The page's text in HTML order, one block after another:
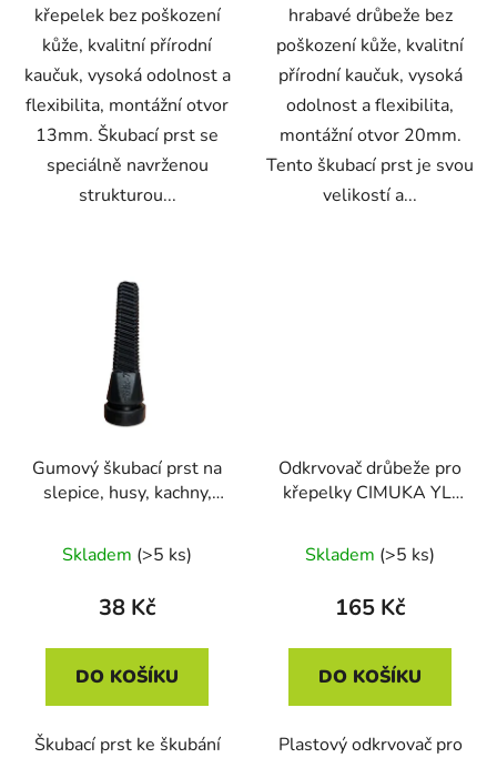
křepelek bez poškození
kůže, kvalitní přírodní
kaučuk, vysoká odolnost a
flexibilita, montážní otvor
13mm. Škubací prst se
speciálně navrženou
strukturou...
hrabavé drůbeže bez
poškození kůže, kvalitní
přírodní kaučuk, vysoká
odolnost a flexibilita,
montážní otvor 20mm.
Tento škubací prst je svou
velikostí a...
Gumový škubací prst na
slepice, husy, kachny,
Skladem (>5 ks)
38 Kč
DO KOŠÍKU
Škubací prst ke škubání
Odkrvovač drůbeže pro
křepelky CIMUKA YL-
Skladem (>5 ks)
165 Kč
DO KOŠÍKU
Plastový odkrvovač pro